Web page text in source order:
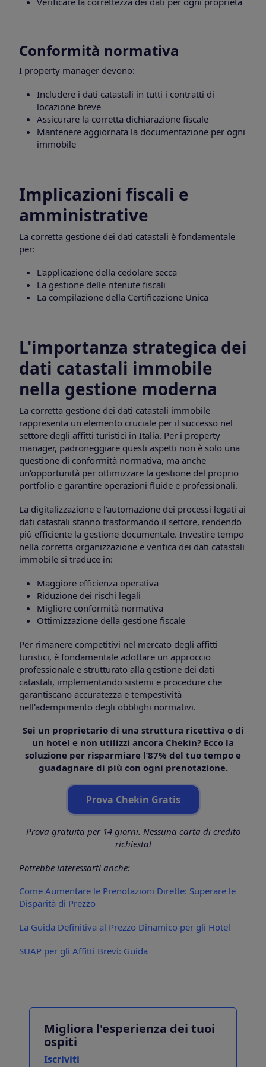
Conformità normativa
I property manager devono:
Includere i dati catastali in tutti i contratti di
locazione breve
Assicurare la corretta dichiarazione fiscale
Mantenere aggiornata la documentazione per ogni
immobile
Implicazioni fiscali e
amministrative
La corretta gestione dei dati catastali è fondamentale
per:
L'applicazione della cedolare secca
La gestione delle ritenute fiscali
La compilazione della Certificazione Unica
L'importanza strategica dei
dati catastali immobile
nella gestione moderna
La corretta gestione dei dati catastali immobile
rappresenta un elemento cruciale per il successo nel
settore degli affitti turistici in Italia. Per i property
manager, padroneggiare questi aspetti non è solo una
questione di conformità normativa, ma anche
un'opportunità per ottimizzare la gestione del proprio
portfolio e garantire operazioni fluide e professionali.
La digitalizzazione e l'automazione dei processi legati ai
dati catastali stanno trasformando il settore, rendendo
più efficiente la gestione documentale. Investire tempo
nella corretta organizzazione e verifica dei dati catastali
immobile si traduce in:
Maggiore efficienza operativa
Riduzione dei rischi legali
Migliore conformità normativa
Ottimizzazione della gestione fiscale
Per rimanere competitivi nel mercato degli affitti
turistici, è fondamentale adottare un approccio
professionale e strutturato alla gestione dei dati
catastali, implementando sistemi e procedure che
garantiscano accuratezza e tempestività
nell'adempimento degli obblighi normativi.
Sei un proprietario di una struttura ricettiva o di
un hotel e non utilizzi ancora Chekin? Ecco la
soluzione per risparmiare l’87% del tuo tempo e
guadagnare di più con ogni prenotazione.
Prova Chekin Gratis
Prova gratuita per 14 giorni. Nessuna carta di credito
richiesta!
Potrebbe interessarti anche:
Come Aumentare le Prenotazioni Dirette: Superare le
Disparità di Prezzo
La Guida Definitiva al Prezzo Dinamico per gli Hotel
SUAP per gli Affitti Brevi: Guida
Migliora l'esperienza dei tuoi
ospiti
Iscriviti